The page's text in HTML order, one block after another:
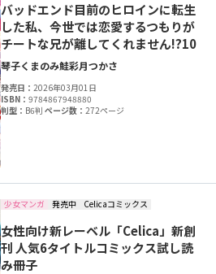
バッドエンド目前のヒロインに転生
した私、今世では恋愛するつもりが
チートな兄が離してくれません!?10
琴子くまのみ鮭彩月つかさ
発売日：2026年03月01日
ISBN：9784867948880
判型： B6判ページ数：272ページ
少女マンガ 発売中 Celicaコミックス
女性向け新レーベル「Celica」新創
刊 人気6タイトルコミックス試し読
み冊子